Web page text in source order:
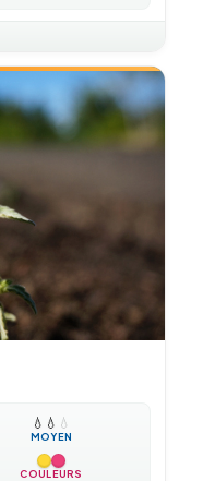
💧 💧 💧
MOYEN
COULEURS